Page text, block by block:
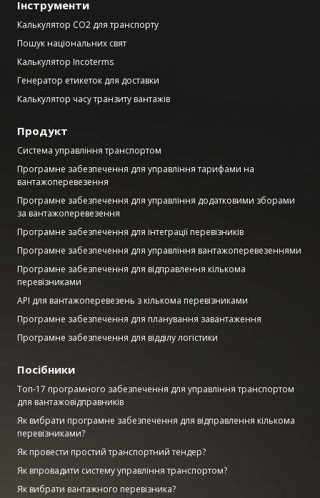
Інструменти
Калькулятор CO2 для транспорту
Пошук національних свят
Калькулятор Incoterms
Генератор етикеток для доставки
Калькулятор часу транзиту вантажів
Продукт
Система управління транспортом
Програмне забезпечення для управління тарифами на
вантажоперевезення
Програмне забезпечення для управління додатковими зборами
за вантажоперевезення
Програмне забезпечення для інтеграції перевізників
Програмне забезпечення для управління вантажоперевезеннями
Програмне забезпечення для відправлення кількома
перевізниками
API для вантажоперевезень з кількома перевізниками
Програмне забезпечення для планування завантаження
Програмне забезпечення для відділу логістики
Посібники
Топ-17 програмного забезпечення для управління транспортом
для вантажовідправників
Як вибрати програмне забезпечення для відправлення кількома
перевізниками?
Як провести простий транспортний тендер?
Як впровадити систему управління транспортом?
Як вибрати вантажного перевізника?